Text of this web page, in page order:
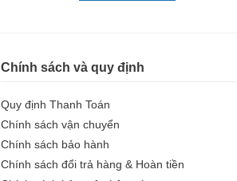
Chính sách và quy định
Quy định Thanh Toán
Chính sách vận chuyển
Chính sách bảo hành
Chính sách đổi trả hàng & Hoàn tiền